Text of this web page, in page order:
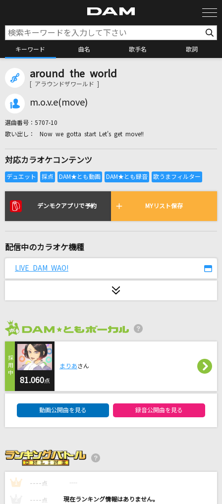
キーワード 曲名 歌手名 歌詞
カラオケ検索
カラオケ店舗検索
全国りれき
リアルタイムで歌われている曲の一覧
春雷
鬱くしき人々のうた
Da-iCE
[生音]GIFT
恋するフォーチュンクッキー
AKB48
Sing Out!
乃木坂46
[生音]オリジナル スマイル
around the world
[ アラウンドザワールド ]
m.o.v.e(move)
選曲番号： 5707-10
Now we gotta start Let's get move!!
対応カラオケコンテンツ
デンモクアプリで予約 MYリスト保存
配信中のカラオケ機種
LIVE DAM WAO!
81.060点
まりあさん
動画公開曲を見る 録音公開曲を見る
1 ---- 点 ----
---- 点 ----